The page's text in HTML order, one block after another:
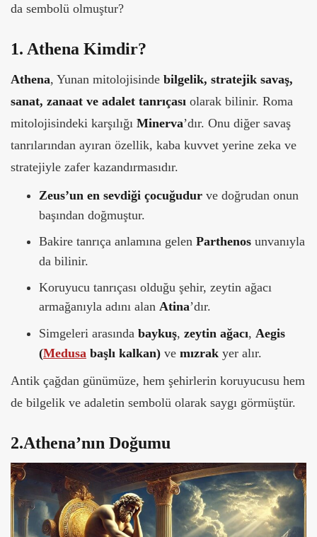
da sembolü olmuştur?
1. Athena Kimdir?
Athena, Yunan mitolojisinde bilgelik, stratejik savaş,
sanat, zanaat ve adalet tanrıçası olarak bilinir. Roma
mitolojisindeki karşılığı Minerva’dır. Onu diğer savaş
tanrılarından ayıran özellik, kaba kuvvet yerine zeka ve
stratejiyle zafer kazandırmasıdır.
Zeus’un en sevdiği çocuğudur ve doğrudan onun
başından doğmuştur.
Bakire tanrıça anlamına gelen Parthenos unvanıyla
da bilinir.
Koruyucu tanrıçası olduğu şehir, zeytin ağacı
armağanıyla adını alan Atina’dır.
Simgeleri arasında baykuş, zeytin ağacı, Aegis
(Medusa başlı kalkan) ve mızrak yer alır.
Antik çağdan günümüze, hem şehirlerin koruyucusu hem
de bilgelik ve adaletin sembolü olarak saygı görmüştür.
2.Athena’nın Doğumu